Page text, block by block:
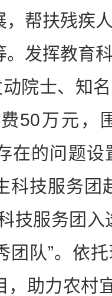
，帮扶残疾
。发挥教育
动院士、知
50万元，
在的问题
科技服务团
技服务团
团队”。依
助力农村